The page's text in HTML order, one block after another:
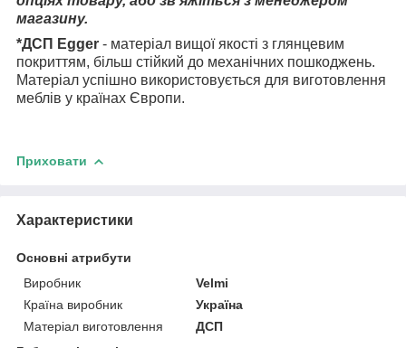
магазину.
*ДСП Egger - матеріал вищої якості з глянцевим
покриттям, більш стійкий до механічних пошкоджень.
Матеріал успішно використовується для виготовлення
меблів у країнах Європи.
Приховати
Характеристики
Основні атрибути
Виробник
Velmi
Країна виробник
Україна
Матеріал виготовлення
ДСП